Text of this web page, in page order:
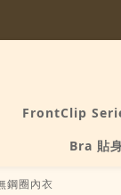
FrontClip
Bra 貼
鋼圈內衣